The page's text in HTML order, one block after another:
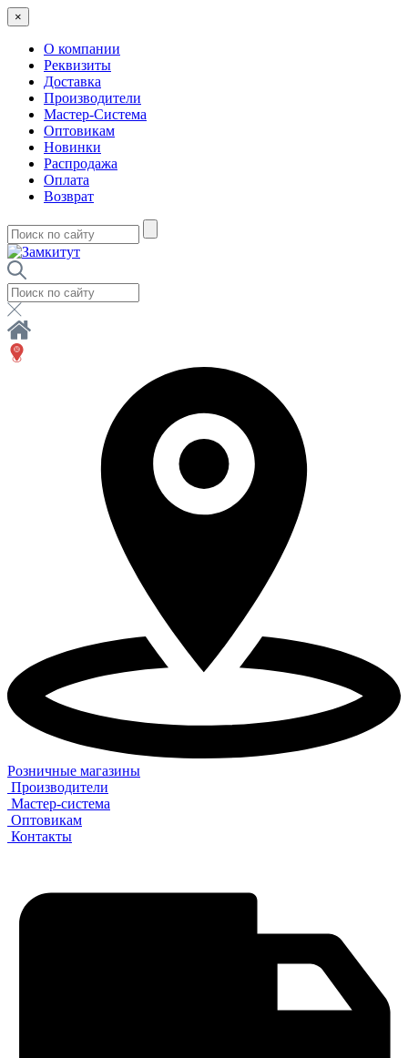
×
О компании
Реквизиты
Доставка
Производители
Мастер-Система
Оптовикам
Новинки
Распродажа
Оплата
Возврат
Розничные магазины
Производители
Мастер-система
Оптовикам
Контакты